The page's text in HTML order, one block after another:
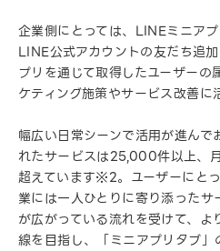
企業側にとっては、LINEミニア
LINE公式アカウントの友だち追
プリを通じて取得したユーザーの
ケティング施策やサービス改善に
幅広い日常シーンで活用が進ん
れたサービスは25,000件以上、
超えています※2。ユーザーにと
業には一人ひとりに寄り添った
が広がっている流れを受けて、
線を目指し、「ミニアプリタブ」